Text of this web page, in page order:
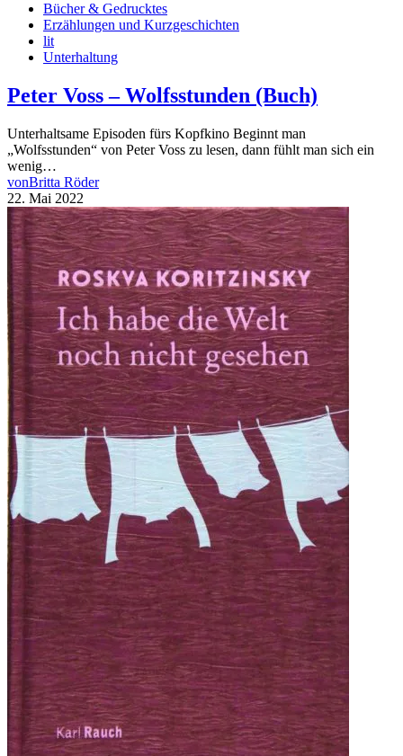
Bücher & Gedrucktes
Erzählungen und Kurzgeschichten
lit
Unterhaltung
Peter Voss – Wolfsstunden (Buch)
Unterhaltsame Episoden fürs Kopfkino Beginnt man
„Wolfsstunden“ von Peter Voss zu lesen, dann fühlt man sich ein
wenig…
vonBritta Röder
22. Mai 2022